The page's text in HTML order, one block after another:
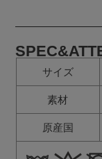
サイズ
素材
原産国